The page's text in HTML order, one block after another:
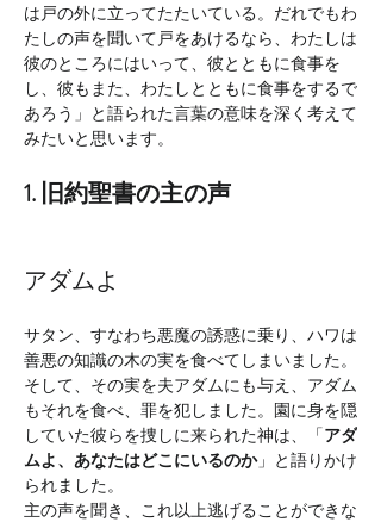
は戸の外に立ってたたいている。だれでもわ
たしの声を聞いて戸をあけるなら、わたしは
彼のところにはいって、彼とともに食事を
し、彼もまた、わたしとともに食事をするで
あろう」と語られた言葉の意味を深く考えて
みたいと思います。
1. 旧約聖書の主の声
アダムよ
サタン、すなわち悪魔の誘惑に乗り、ハワは
善悪の知識の木の実を食べてしまいました。
そして、その実を夫アダムにも与え、アダム
もそれを食べ、罪を犯しました。園に身を隠
していた彼らを捜しに来られた神は、「アダ
ムよ、あなたはどこにいるのか」と語りかけ
られました。
主の声を聞き、これ以上逃げることができな